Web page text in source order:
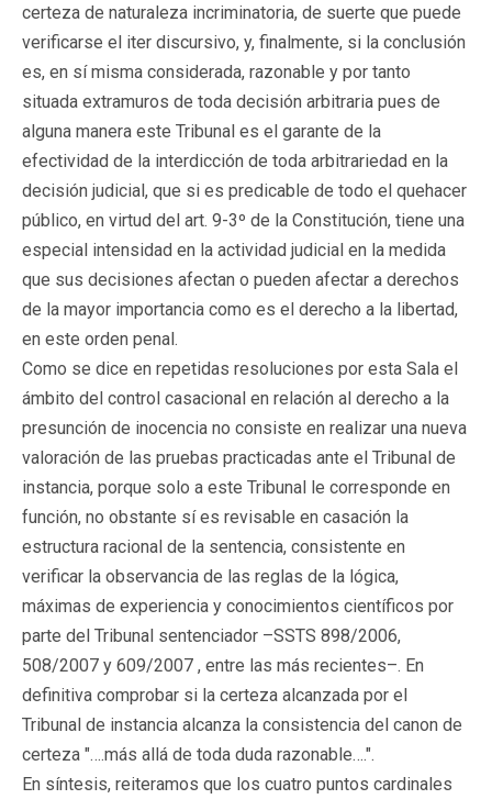
certeza de naturaleza incriminatoria, de suerte que puede
verificarse el iter discursivo, y, finalmente, si la conclusión
es, en sí misma considerada, razonable y por tanto
situada extramuros de toda decisión arbitraria pues de
alguna manera este Tribunal es el garante de la
efectividad de la interdicción de toda arbitrariedad en la
decisión judicial, que si es predicable de todo el quehacer
público, en virtud del art. 9-3º de la Constitución, tiene una
especial intensidad en la actividad judicial en la medida
que sus decisiones afectan o pueden afectar a derechos
de la mayor importancia como es el derecho a la libertad,
en este orden penal.
Como se dice en repetidas resoluciones por esta Sala el
ámbito del control casacional en relación al derecho a la
presunción de inocencia no consiste en realizar una nueva
valoración de las pruebas practicadas ante el Tribunal de
instancia, porque solo a este Tribunal le corresponde en
función, no obstante sí es revisable en casación la
estructura racional de la sentencia, consistente en
verificar la observancia de las reglas de la lógica,
máximas de experiencia y conocimientos científicos por
parte del Tribunal sentenciador –SSTS 898/2006,
508/2007 y 609/2007 , entre las más recientes–. En
definitiva comprobar si la certeza alcanzada por el
Tribunal de instancia alcanza la consistencia del canon de
certeza "….más allá de toda duda razonable….".
En síntesis, reiteramos que los cuatro puntos cardinales